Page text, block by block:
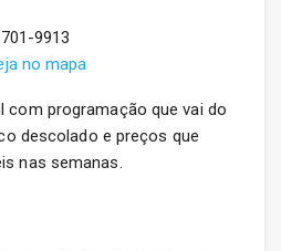
9913
no mapa
com programação que vai do
descolado e preços que
nas semanas.